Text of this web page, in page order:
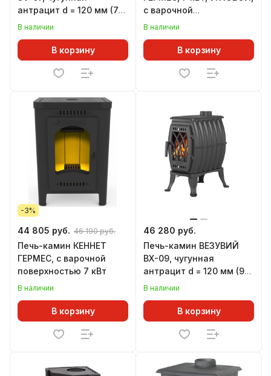
антрацит d = 120 мм (7
кВт)
В наличии
В корзину
с варочной
поверхностью
В наличии
В корзину
-3%
44 805 руб. 46 190 руб.
Печь-камин КЕННЕТ
ГЕРМЕС, с варочной
поверхностью 7 кВт
В наличии
В корзину
46 280 руб.
Печь-камин ВЕЗУВИЙ
ВХ-09, чугунная
антрацит d = 120 мм (9
кВт)
В наличии
В корзину